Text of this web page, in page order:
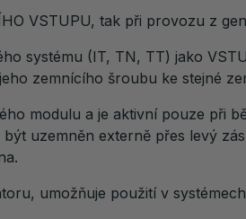
VSTUPU, tak při provozu z
systému (IT, TN, TT) jako
zemnícího šroubu ke stejné
modulu a je aktivní pouze při
uzemněn externě přes levý
umožňuje použití v